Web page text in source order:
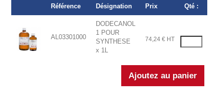
Référence Désignation Prix Qté :
AL03301000
DODECANOL
1 POUR
SYNTHESE
x 1L
74,24 € HT